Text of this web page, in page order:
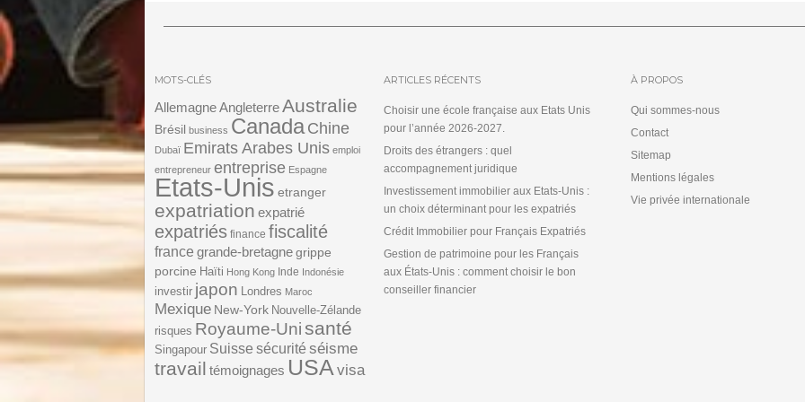
MOTS-CLÉS
AllemagneAngleterreAustralie
Brésil business CanadaChine
Dubaï Emirats Arabes Unis emploi
entrepreneur entreprise Espagne
Etats-Unis etranger
expatriation expatrié
expatriés finance fiscalité
france grande-bretagnegrippe
porcine Haïti Hong Kong Inde Indonésie
investir japon Londres Maroc
Mexique New-York Nouvelle-Zélande
risques Royaume-Unisanté
Singapour Suisse sécurité séisme
travail témoignages USA visa
ARTICLES RÉCENTS
Choisir une école française aux Etats Unis
pour l’année 2026-2027.
Droits des étrangers : quel
accompagnement juridique
Investissement immobilier aux Etats-Unis :
un choix déterminant pour les expatriés
Crédit Immobilier pour Français Expatriés
Gestion de patrimoine pour les Français
aux États-Unis : comment choisir le bon
conseiller financier
À PROPOS
Qui sommes-nous
Contact
Sitemap
Mentions légales
Vie privée internationale